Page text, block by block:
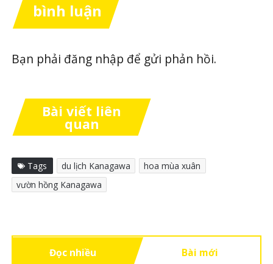
bình luận
Bạn phải đăng nhập để gửi phản hồi.
Bài viết liên
quan
Tags du lịch Kanagawa
hoa mùa xuân
vườn hồng Kanagawa
Đọc nhiều Bài mới